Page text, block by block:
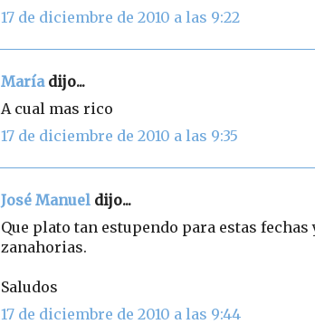
17 de diciembre de 2010 a las 9:22
Maríadijo...
A cual mas rico
17 de diciembre de 2010 a las 9:35
José Manuel dijo...
Que plato tan estupendo para estas fechas
zanahorias.
Saludos
17 de diciembre de 2010 a las 9:44